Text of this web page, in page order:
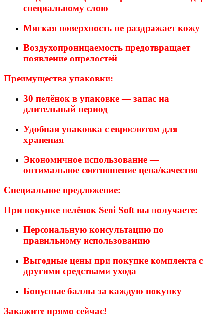
специальному слою
Мягкая поверхность не раздражает кожу
Воздухопроницаемость предотвращает
появление опрелостей
Преимущества упаковки:
30 пелёнок в упаковке — запас на
длительный период
Удобная упаковка с еврослотом для
хранения
Экономичное использование—
оптимальное соотношение цена/качество
Специальное предложение:
При покупке пелёнок Seni Soft вы получаете:
Персональную консультацию по
правильному использованию
Выгодные цены при покупке комплекта с
другими средствами ухода
Бонусные баллы за каждую покупку
Закажите прямо сейчас!